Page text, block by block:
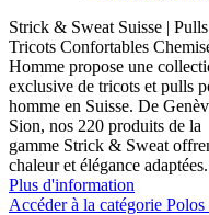
Strick & Sweat Suisse |
Tricots Confortables
Homme propose une
exclusive de tricots et pulls
homme en Suisse. De
Sion, nos 220 produits de la
gamme Strick & Sweat
chaleur et élégance
Plus d'information
Accéder à la catégorie